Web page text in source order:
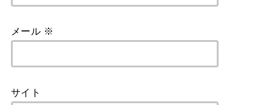
メール ※
サイト